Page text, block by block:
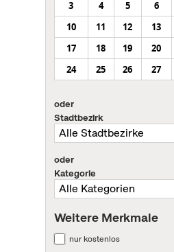
3
4 5 6
10
11 12 13
17
18 19 20
24
25 26 27
oder
Stadtbezirk
oder
Kategorie
Weitere Merkmale
nur kostenlos